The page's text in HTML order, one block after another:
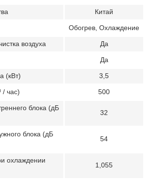
Китай
Обогрев, Охлаждение
воздуха Да
Да
(кВт) 3,5
/ час) 500
блока (дБ
32
блока (дБ
54
охлаждении
1,055